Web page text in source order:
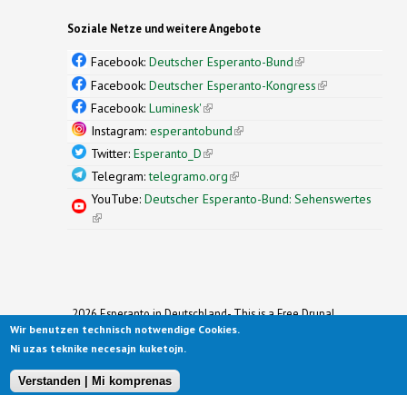
Soziale Netze und weitere Angebote
Facebook: Deutscher Esperanto-Bund(link is
external)
Facebook: Deutscher Esperanto-Kongress(link is
Facebook: Luminesk'(link is external)
Instagram: esperantobund(link is external)
Twitter: Esperanto_D(link is external)
Telegram:telegramo.org(link is external)
YouTube: Deutscher Esperanto-Bund: Sehenswertes
(link is external)
2026 Esperanto in Deutschland- This is a Free Drupal
Theme
Ported to Drupal for the Open Source Community by
Original design by
Wir benutzen technisch notwendige Cookies.
Ni uzas teknike necesajn kuketojn.
Verstanden | Mi komprenas